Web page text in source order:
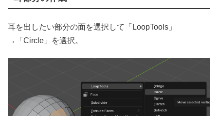
耳を出したい部分の面を選択して「LoopTools」
→「Circle」を選択。